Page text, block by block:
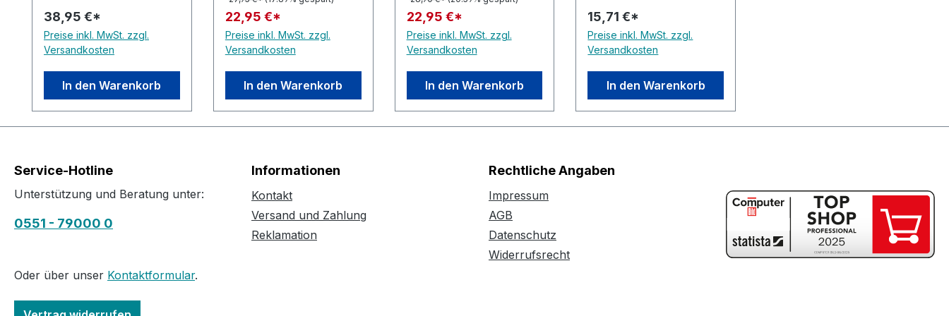
38,95 €*
Preise inkl. MwSt. zzgl.
Versandkosten
In den Warenkorb
22,95 €*
Preise inkl. MwSt. zzgl.
Versandkosten
In den Warenkorb
22,95 €*
Preise inkl. MwSt. zzgl.
Versandkosten
In den Warenkorb
15,71 €*
Preise inkl. MwSt. zzgl.
Versandkosten
In den Warenkorb
Service-Hotline
Unterstützung und Beratung unter:
0551 - 79000 0
Oder über unser Kontaktformular.
Informationen
Kontakt
Versand und Zahlung
Reklamation
Rechtliche Angaben
Impressum
AGB
Datenschutz
Widerrufsrecht